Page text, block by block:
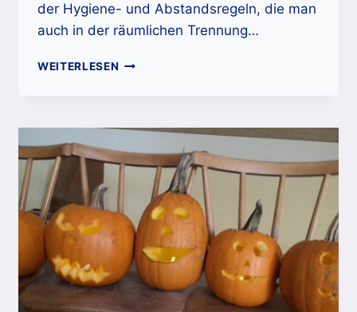
der Hygiene- und Abstandsregeln, die man
auch in der räumlichen Trennung…
WEITERLESENSCHNUPPER-